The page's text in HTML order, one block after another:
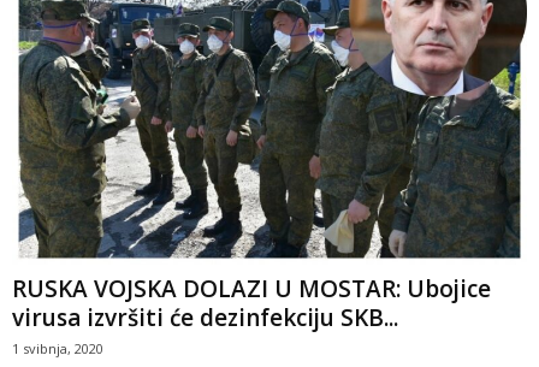
RUSKA VOJSKA DOLAZI U MOSTAR: Ubojice
virusa izvršiti će dezinfekciju SKB...
1 svibnja, 2020